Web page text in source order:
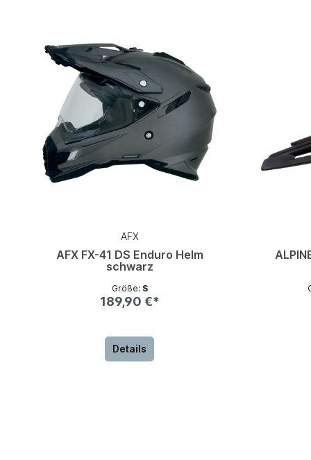
AFX
AFX FX-41 DS Enduro Helm
schwarz
Größe: S
189,90 €*
Details